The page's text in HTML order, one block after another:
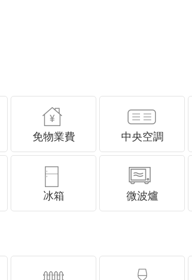
免物業費 中央空調
冰箱 微波爐